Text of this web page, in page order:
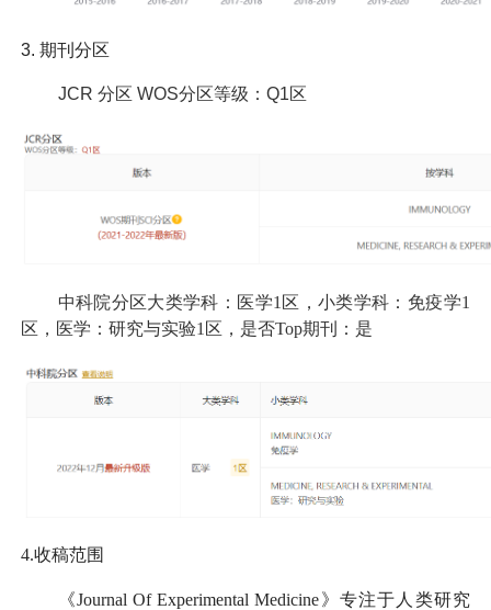
3. 期刊分区
JCR 分区 WOS分区等级：Q1区
中科院分区大类学科：医学1区，小类学科：免疫学1
区，医学：研究与实验1区，是否Top期刊：是
4.收稿范围
《Journal Of Experimental Medicine》专注于人类研究